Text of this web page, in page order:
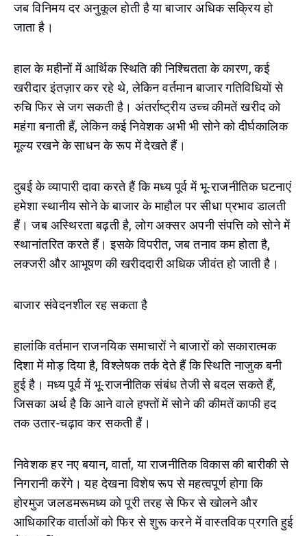
जब विनिमय दर अनुकूल होती है या बाजार अधिक सक्रिय हो
जाता है।
हाल के महीनों में आर्थिक स्थिति की निश्चितता के कारण, कई
खरीदार इंतज़ार कर रहे थे, लेकिन वर्तमान बाजार गतिविधियों से
रुचि फिर से जग सकती है। अंतर्राष्ट्रीय उच्च कीमतें खरीद को
महंगा बनाती हैं, लेकिन कई निवेशक अभी भी सोने को दीर्घकालिक
मूल्य रखने के साधन के रूप में देखते हैं।
दुबई के व्यापारी दावा करते हैं कि मध्य पूर्व में भू-राजनीतिक घटनाएं
हमेशा स्थानीय सोने के बाजार के माहौल पर सीधा प्रभाव डालती
हैं। जब अस्थिरता बढ़ती है, लोग अक्सर अपनी संपत्ति को सोने में
स्थानांतरित करते हैं। इसके विपरीत, जब तनाव कम होता है,
लक्जरी और आभूषण की खरीददारी अधिक जीवंत हो जाती है।
बाजार संवेदनशील रह सकता है
हालांकि वर्तमान राजनयिक समाचारों ने बाजारों को सकारात्मक
दिशा में मोड़ दिया है, विश्लेषक तर्क देते हैं कि स्थिति नाजुक बनी
हुई है। मध्य पूर्व में भू-राजनीतिक संबंध तेजी से बदल सकते हैं,
जिसका अर्थ है कि आने वाले हफ्तों में सोने की कीमतें काफी हद
तक उतार-चढ़ाव कर सकती हैं।
निवेशक हर नए बयान, वार्ता, या राजनीतिक विकास की बारीकी से
निगरानी करेंगे। यह देखना विशेष रूप से महत्वपूर्ण होगा कि
होरमुज जलडमरूमध्य को पूरी तरह से फिर से खोलने और
आधिकारिक वार्ताओं को फिर से शुरू करने में वास्तविक प्रगति हुई